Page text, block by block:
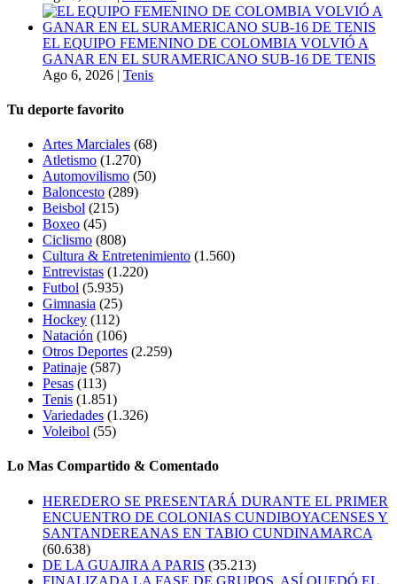
EL EQUIPO FEMENINO DE COLOMBIA VOLVIÓ A
GANAR EN EL SURAMERICANO SUB-16 DE TENIS
Ago 6, 2026 | Tenis
Tu deporte favorito
Artes Marciales (68)
Atletismo (1.270)
Automovilismo (50)
Baloncesto (289)
Beisbol (215)
Boxeo (45)
Ciclismo (808)
Cultura & Entretenimiento (1.560)
Entrevistas (1.220)
Futbol (5.935)
Gimnasia (25)
Hockey (112)
Natación (106)
Otros Deportes (2.259)
Patinaje (587)
Pesas (113)
Tenis (1.851)
Variedades (1.326)
Voleibol (55)
Lo Mas Compartido & Comentado
HEREDERO SE PRESENTARÁ DURANTE EL PRIMER
ENCUENTRO DE COLONIAS CUNDIBOYACENSES Y
SANTANDEREANAS EN TABIO CUNDINAMARCA
(60.638)
DE LA GUAJIRA A PARIS (35.213)
FINALIZADA LA FASE DE GRUPOS, ASÍ QUEDÓ EL